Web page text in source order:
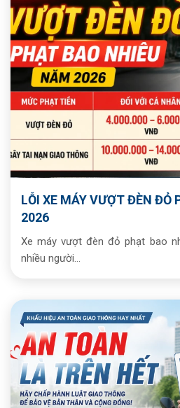
LỖI XE MÁY VƯỢT ĐÈN ĐỎ
2026
Xe máy vượt đèn đỏ phạt bao
nhiều người...